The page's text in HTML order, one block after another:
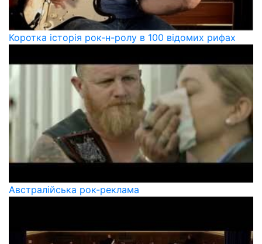
Коротка історія рок-н-ролу в 100 відомих рифах
Австралійська рок-реклама